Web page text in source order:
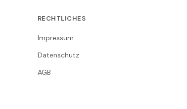
RECHTLICHES
Impressum
Datenschutz
AGB